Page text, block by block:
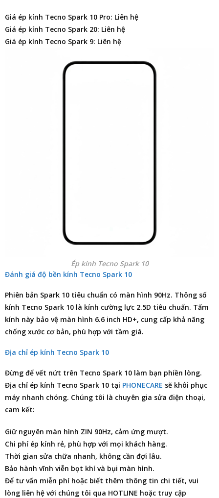
Giá ép kính Tecno Spark 10 Pro: Liên hệ
Giá ép kính Tecno Spark 20: Liên hệ
Giá ép kính Tecno Spark 9: Liên hệ
Ép kính Tecno Spark 10
Đánh giá độ bền kính Tecno Spark 10
Phiên bản Spark 10 tiêu chuẩn có màn hình 90Hz. Thông số
kính Tecno Spark 10 là kính cường lực 2.5D tiêu chuẩn. Tấm
kính này bảo vệ màn hình 6.6 inch HD+, cung cấp khả năng
chống xước cơ bản, phù hợp với tầm giá.
Địa chỉ ép kính Tecno Spark 10
Đừng để vết nứt trên Tecno Spark 10 làm bạn phiền lòng.
Địa chỉ ép kính Tecno Spark 10 tại PHONECARE sẽ khôi phục
máy nhanh chóng. Chúng tôi là chuyên gia sửa điện thoại,
cam kết:
Giữ nguyên màn hình ZIN 90Hz, cảm ứng mượt.
Chi phí ép kính rẻ, phù hợp với mọi khách hàng.
Thời gian sửa chữa nhanh, không cần đợi lâu.
Bảo hành vĩnh viễn bọt khí và bụi màn hình.
Để tư vấn miễn phí hoặc biết thêm thông tin chi tiết, vui
lòng liên hệ với chúng tôi qua HOTLINE hoặc truy cập